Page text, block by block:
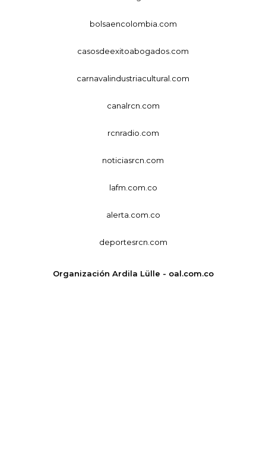
bolsaencolombia.com
casosdeexitoabogados.com
carnavalindustriacultural.com
canalrcn.com
rcnradio.com
noticiasrcn.com
lafm.com.co
alerta.com.co
deportesrcn.com
Organización Ardila Lülle - oal.com.co